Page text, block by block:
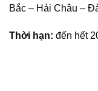
Bắc – Hải Châu –
Thời hạn: đến hết